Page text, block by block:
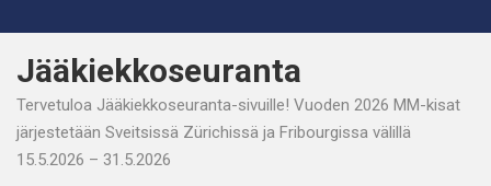
to
content
Jääkiekkoseuranta
Tervetuloa Jääkiekkoseuranta-sivuille! Vuoden 2026 MM-kisat
järjestetään Sveitsissä Zürichissä ja Fribourgissa välillä
15.5.2026 – 31.5.2026